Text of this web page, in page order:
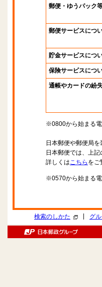
郵便・ゆうパック
郵便サービスにつ
貯金サービスにつ
保険サービスにつ
通帳やカードの紛
※0800から始まる電
日本郵便や郵便局
日本郵便では、上
詳しくはこちら をご
※0570から始まる電
検索のしかた グ